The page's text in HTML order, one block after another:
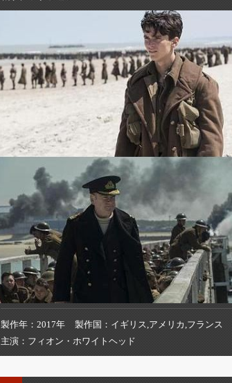
製作年 2017年 製作国 イギリス,アメリカ,フランス
主演
フィオン・ホワイトヘッド